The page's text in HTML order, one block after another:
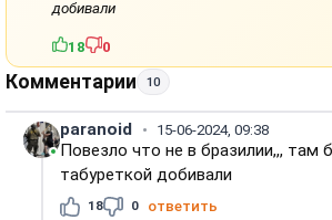
добивали
18 0
Комментарии 10
paranoid 15-06-2024, 09:38
Повезло что не в бразилии,,, там
табуреткой добивали
18 0 ответить